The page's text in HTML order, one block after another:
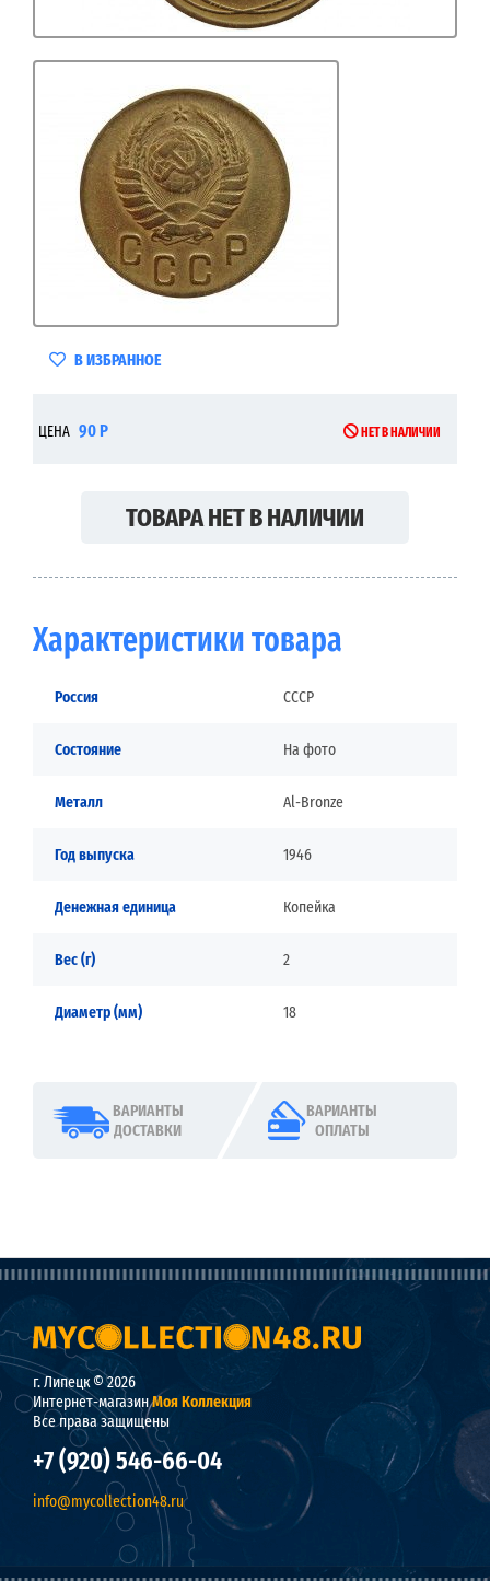
В ИЗБРАННОЕ
ЦЕНА 90 Р НЕТ В НАЛИЧИИ
ТОВАРА НЕТ В НАЛИЧИИ
Характеристики товара
Россия СССР
Состояние На фото
Металл Al-Bronze
Год выпуска 1946
Денежная единица Копейка
Вес (г) 2
Диаметр (мм) 18
ВАРИАНТЫ
ДОСТАВКИ
ВАРИАНТЫ
ОПЛАТЫ
г. Липецк © 2026
Интернет-магазинМоя Коллекция
Все права защищены
+7 (920) 546-66-04
info@mycollection48.ru